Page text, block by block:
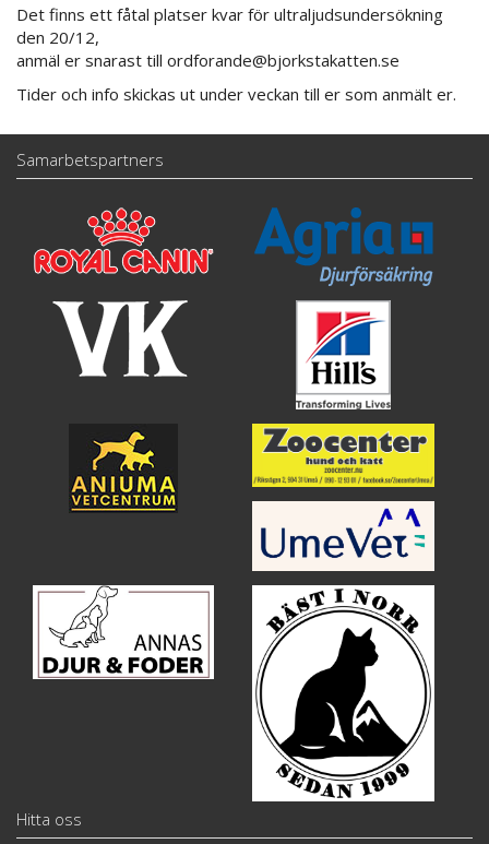
Det finns ett fåtal platser kvar för ultraljudsundersökning
den 20/12,
anmäl er snarast till ordforande@bjorkstakatten.se
Tider och info skickas ut under veckan till er som anmält er.
Samarbetspartners
Hitta oss